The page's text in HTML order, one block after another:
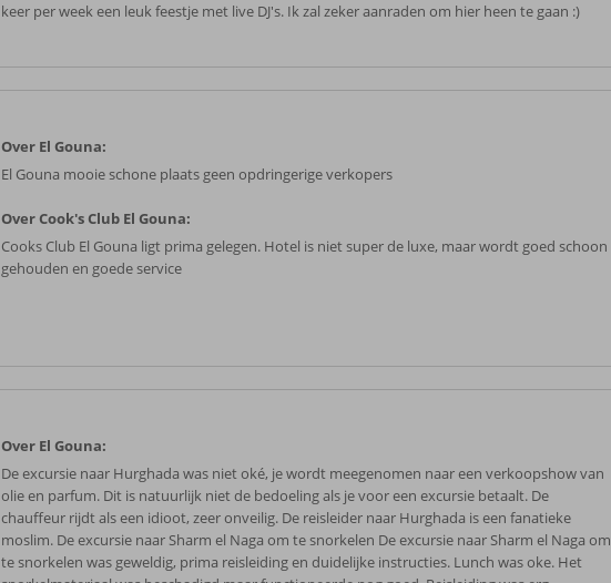
keer per week een leuk feestje met live DJ's. Ik zal zeker aanraden om hier heen te gaan :)
Over El Gouna:
El Gouna mooie schone plaats geen opdringerige verkopers
Over Cook's Club El Gouna:
Cooks Club El Gouna ligt prima gelegen. Hotel is niet super de luxe, maar wordt goed schoon
gehouden en goede service
Over El Gouna:
De excursie naar Hurghada was niet oké, je wordt meegenomen naar een verkoopshow van
olie en parfum. Dit is natuurlijk niet de bedoeling als je voor een excursie betaalt. De
chauffeur rijdt als een idioot, zeer onveilig. De reisleider naar Hurghada is een fanatieke
moslim. De excursie naar Sharm el Naga om te snorkelen De excursie naar Sharm el Naga om
te snorkelen was geweldig, prima reisleiding en duidelijke instructies. Lunch was oke. Het